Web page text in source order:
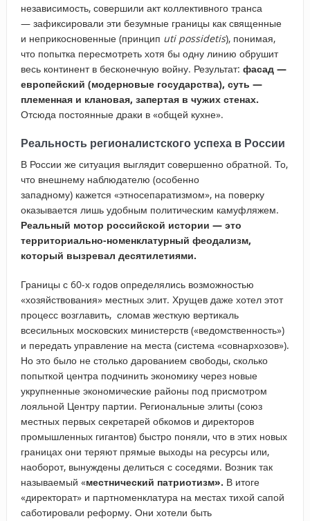
независимость, совершили акт коллективного транса
— зафиксировали эти безумные границы как священные
и неприкосновенные (принцип uti possidetis), понимая,
что попытка пересмотреть хотя бы одну линию обрушит
весь континент в бесконечную войну. Результат: фасад —
европейский (модерновые государства), суть —
племенная и клановая, запертая в чужих стенах.
Отсюда постоянные драки в «общей кухне».
Реальность регионалистского успеха в России
В России же ситуация выглядит совершенно обратной. То,
что внешнему наблюдателю (особенно
западному) кажется «этносепаратизмом», на поверку
оказывается лишь удобным политическим камуфляжем.
Реальный мотор российской истории — это
территориально-номенклатурный феодализм,
который вызревал десятилетиями.
Границы с 60-х годов определялись возможностью
«хозяйствования» местных элит. Хрущев даже хотел этот
процесс возглавить, сломав жесткую вертикаль
всесильных московских министерств («ведомственность»)
и передать управление на места (система «совнархозов»).
Но это было не столько дарованием свободы, сколько
попыткой центра подчинить экономику через новые
укрупненные экономические районы под присмотром
лояльной Центру партии. Региональные элиты (союз
местных первых секретарей обкомов и директоров
промышленных гигантов) быстро поняли, что в этих новых
границах они теряют прямые выходы на ресурсы или,
наоборот, вынуждены делиться с соседями. Возник так
называемый «местнический патриотизм». В итоге
«директорат» и партноменклатура на местах тихой сапой
саботировали реформу. Они хотели быть